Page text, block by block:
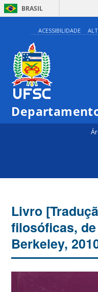
BRASIL
ACESSIBILIDADE
Livro
filosóficas,
Berkeley,